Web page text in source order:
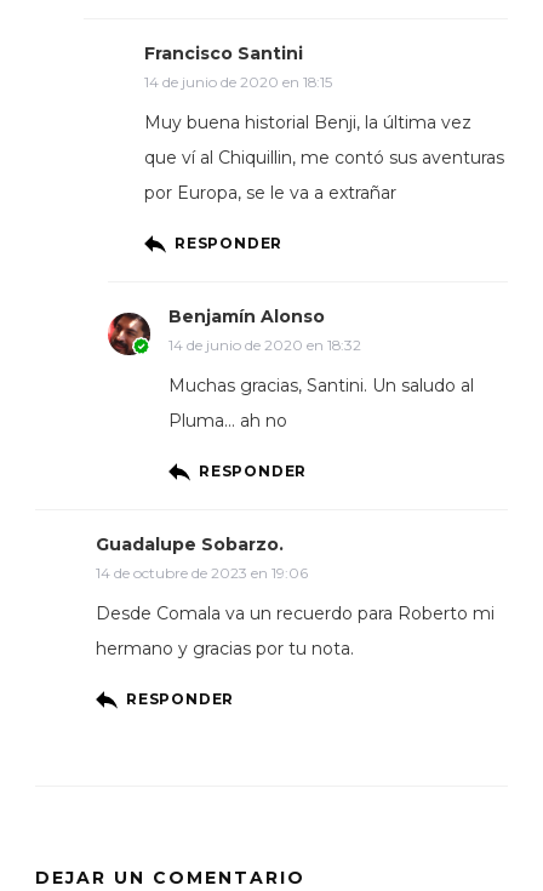
Francisco Santini
14 de junio de 2020 en 18:15
Muy buena historial Benji, la última vez
que ví al Chiquillin, me contó sus aventuras
por Europa, se le va a extrañar
RESPONDER
Benjamín Alonso
14 de junio de 2020 en 18:32
Muchas gracias, Santini. Un saludo al
Pluma… ah no
RESPONDER
Guadalupe Sobarzo.
14 de octubre de 2023 en 19:06
Desde Comala va un recuerdo para Roberto mi
hermano y gracias por tu nota.
RESPONDER
DEJAR UN COMENTARIO